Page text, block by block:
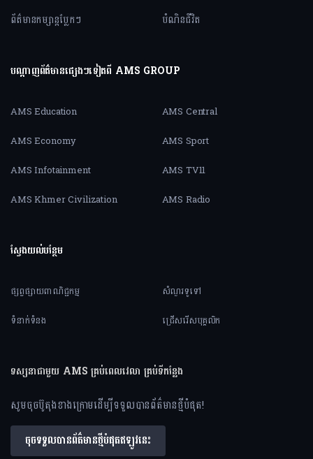
ព័ត៌មានកម្សាន្តប្លែកៗ
បំណិនជីវិត
បណ្តាញព័ត៌មានផ្សេងៗទៀតពី AMS GROUP
AMS Education
AMS Economy
AMS Infotainment
AMS Khmer Civilization
AMS Central
AMS Sport
AMS TV11
AMS Radio
ស្វែងយល់បន្ថែម
ផ្សព្វផ្សាយពាណិជ្ជកម្ម
ទំនាក់ទំនង
សំណួរទូទៅ
ជ្រើសរើសបុគ្គលិក
ទស្សនាជាមួយ AMS គ្រប់ពេលវេលា គ្រប់ទីកន្លែង
សូមចុចប៊ូតុងខាងក្រោមដើម្បីទទួលបានព័ត៌មានថ្មីបំផុត!
ចុចទទួលបានព័ត៌មានថ្មីបំផុតឥឡូវនេះ